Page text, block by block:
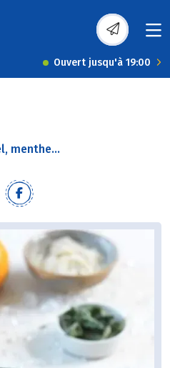
Ouvert jusqu'à 19:00
menthe...